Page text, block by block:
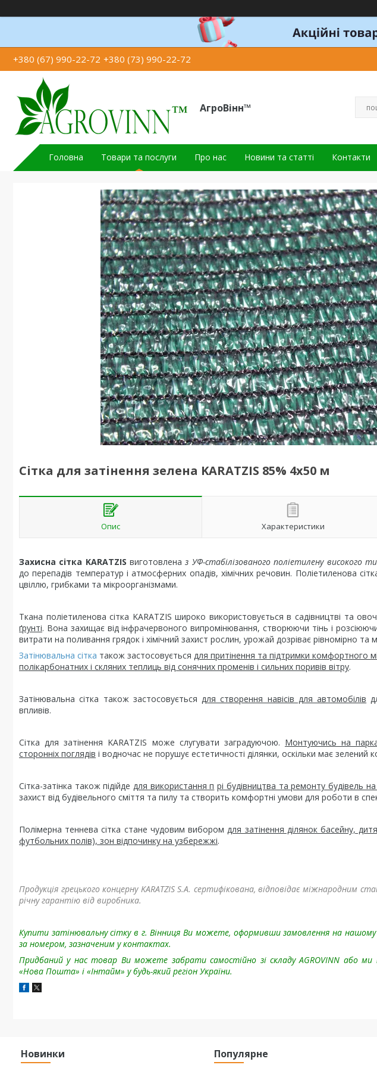
+380 (67) 990-22-72 +380 (73) 990-22-72
АгроВінн™
Головна Товари та послуги Про нас Новини та статті Контакти
Сітка для затінення зелена KARATZIS 85% 4х50 м
Опис Характеристики
Захисна сітка KARATZIS виготовленаз УФ-стабілізованого поліетилену високого
до перепадів температур і атмосферних опадів, хімічних речовин. Поліетиленова
цвіллю, грибками та мікроорганізмами.
Ткана поліетиленова сітка KARATZIS широко використовується в садівництві та
ґрунті. Вона захищає від інфрачервоного випромінювання, створюючи тінь і
витрати на поливання грядок і хімічний захист рослин, урожай дозріває рівномірно та
Затінювальна сітка також застосовується для притінення та підтримки комфортного
полікарбонатних і скляних теплиць від сонячних променів і сильних поривів вітру.
Затінювальна сітка також застосовуєтьсядля створення навісів для автомобілів
впливів.
Сітка для затінення KARATZIS може слугувати заградуючою. Монтуючись на
сторонніх поглядів і водночас не порушує естетичності ділянки, оскільки має зелений
Сітка-затінка також підійдедля використання п рі будівництва та ремонту будівель на
захист від будівельного сміття та пилу та створить комфортні умови для роботи в
Полімерна теннева сітка стане чудовим виборомдля затінення ділянок басейну,
футбольних полів), зон відпочинку на узбережжі.
Продукція грецького концерну KARATZIS S.A. сертифікована, відповідає міжнародним
річну гарантію від виробника.
Купити затінювальну сітку в г. Вінниця Ви можете, оформивши замовлення на
за номером, зазначеним у контактах.
Придбаний у нас товар Ви можете забрати самостійно зі складуAGROVINN або
«Нова Пошта» і «Інтайм» у будь-який регіон України.
Новинки Популярне